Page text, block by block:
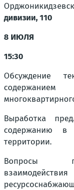
дивизии, 110
8 ИЮЛЯ
15:30
Обсуждение
Выработка
содержанию в
территории.
Вопросы